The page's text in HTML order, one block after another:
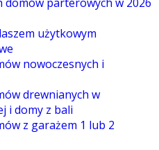
użytkowym
nowoczesnych i
drewnianych w
i domy z bali
z garażem 1 lub 2